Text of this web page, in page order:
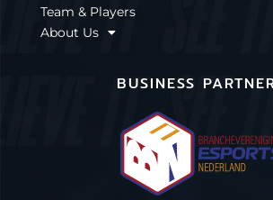
Team & Players
About Us
BUSINESS